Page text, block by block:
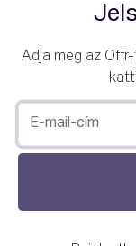
Adja meg az